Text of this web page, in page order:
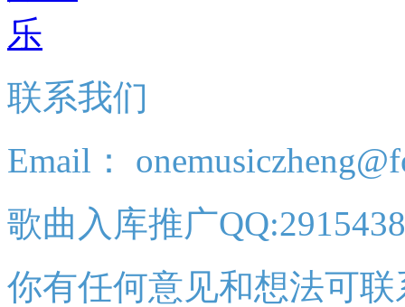
联系我们
Email：
歌曲入库推广
你有任何意见和想法可